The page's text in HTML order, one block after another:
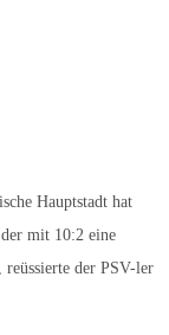
Hauptstadt hat
mit 10:2 eine
der PSV-ler